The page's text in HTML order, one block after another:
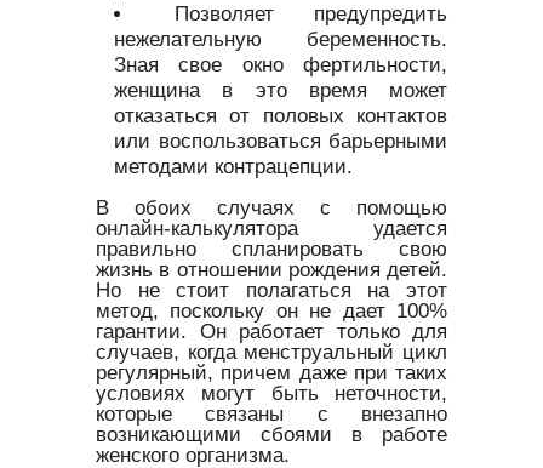
Позволяет предупредить
нежелательную беременность.
Зная свое окно фертильности,
женщина в это время может
отказаться от половых контактов
или воспользоваться барьерными
методами контрацепции.
В обоих случаях с помощью
онлайн-калькулятора удается
правильно спланировать свою
жизнь в отношении рождения детей.
Но не стоит полагаться на этот
метод, поскольку он не дает 100%
гарантии. Он работает только для
случаев, когда менструальный цикл
регулярный, причем даже при таких
условиях могут быть неточности,
которые связаны с внезапно
возникающими сбоями в работе
женского организма.